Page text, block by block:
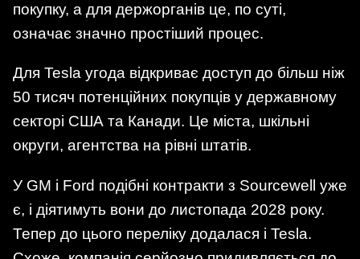
покупку, а для держорганів це, по суті,
означає значно простіший процес.
Для Tesla угода відкриває доступ до більш ніж
50 тисяч потенційних покупців у державному
секторі США та Канади. Це міста, шкільні
округи, агентства на рівні штатів.
У GM і Ford подібні контракти з Sourcewell уже
є, і діятимуть вони до листопада 2028 року.
Тепер до цього переліку додалася і Tesla.